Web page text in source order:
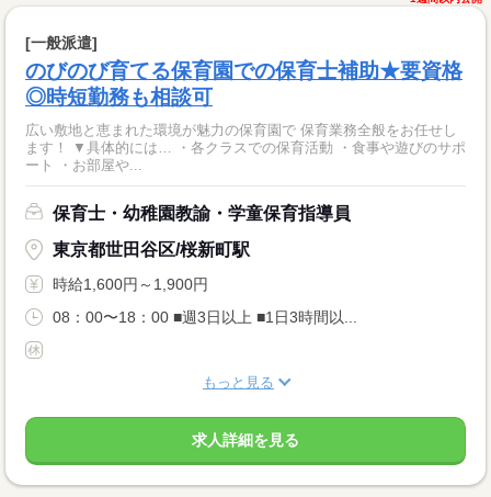
[一般派遣]
のびのび育てる保育園での保育士補助★要資格
◎時短勤務も相談可
広い敷地と恵まれた環境が魅力の保育園で 保育業務全般をお任せし
ます！ ▼具体的には… ・各クラスでの保育活動 ・食事や遊びのサポ
ート ・お部屋や...
保育士・幼稚園教諭・学童保育指導員
東京都世田谷区/桜新町駅
時給1,600円～1,900円
08：00〜18：00 ■週3日以上 ■1日3時間以...
もっと見る
求人詳細を見る